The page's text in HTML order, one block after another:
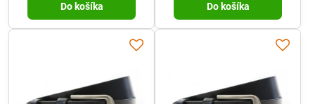
Do košíka Do košíka